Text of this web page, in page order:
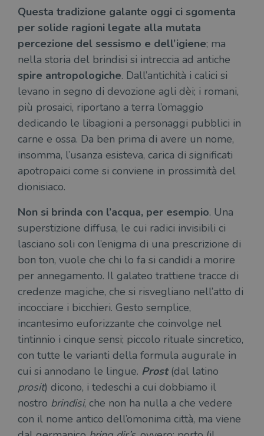
Questa tradizione galante oggi ci sgomenta
per solide ragioni legate alla mutata
percezione del sessismo e dell’igiene; ma
nella storia del brindisi si intreccia ad antiche
spire antropologiche. Dall’antichità i calici si
levano in segno di devozione agli dèi; i romani,
più prosaici, riportano a terra l’omaggio
dedicando le libagioni a personaggi pubblici in
carne e ossa. Da ben prima di avere un nome,
insomma, l’usanza esisteva, carica di significati
apotropaici come si conviene in prossimità del
dionisiaco.
Non si brinda con l’acqua, per esempio. Una
superstizione diffusa, le cui radici invisibili ci
lasciano soli con l’enigma di una prescrizione di
bon ton, vuole che chi lo fa si candidi a morire
per annegamento. Il galateo trattiene tracce di
credenze magiche, che si risvegliano nell’atto di
incocciare i bicchieri. Gesto semplice,
incantesimo euforizzante che coinvolge nel
tintinnio i cinque sensi; piccolo rituale sincretico,
con tutte le varianti della formula augurale in
cui si annodano le lingue. Prost(dal latino
prosit) dicono, i tedeschi a cui dobbiamo il
nostro brindisi, che non ha nulla a che vedere
con il nome antico dell’omonima città, ma viene